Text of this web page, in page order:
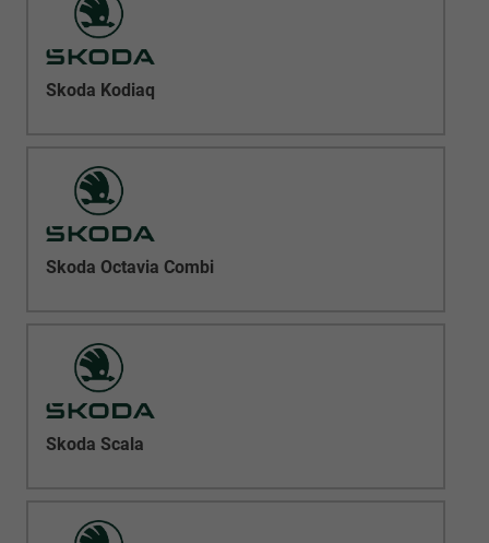
Skoda Kodiaq
Skoda Octavia Combi
Skoda Scala